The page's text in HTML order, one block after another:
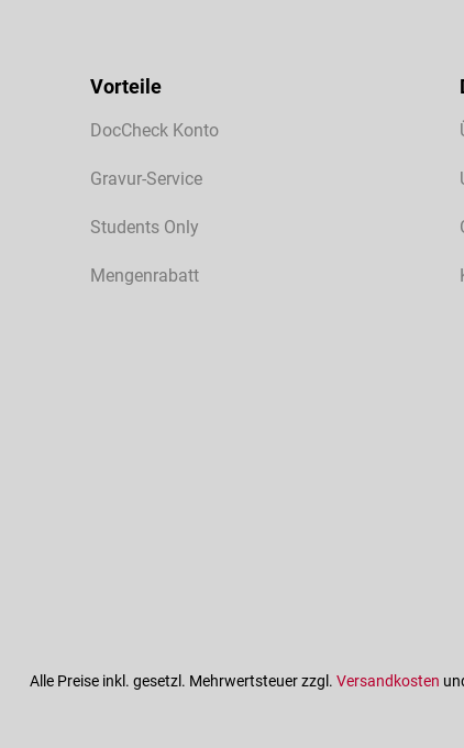
Vorteile
DocCheck Konto
Gravur-Service
Students Only
Mengenrabatt
Alle Preise inkl. gesetzl. Mehrwertsteuer zzgl. Versandkosten